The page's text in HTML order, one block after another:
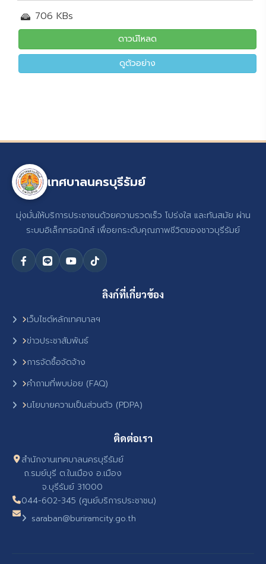
706 KBs
ดาวน์โหลด
ดูตัวอย่าง
เทศบาลนครบุรีรัมย์
มุ่งมั่นให้บริการประชาชนด้วยความรวดเร็ว โปร่งใส และทันสมัย ผ่าน
ระบบอิเล็กทรอนิกส์ เพื่อยกระดับคุณภาพชีวิตของชาวบุรีรัมย์
ลิงก์ที่เกี่ยวข้อง
เว็บไซต์หลักเทศบาลฯ
ข่าวประชาสัมพันธ์
การจัดซื้อจัดจ้าง
คำถามที่พบบ่อย (FAQ)
นโยบายความเป็นส่วนตัว (PDPA)
ติดต่อเรา
สำนักงานเทศบาลนครบุรีรัมย์
ถ.รมย์บุรี ต.ในเมือง อ.เมือง
จ.บุรีรัมย์ 31000
044-602-345 (ศูนย์บริการประชาชน)
saraban@buriramcity.go.th